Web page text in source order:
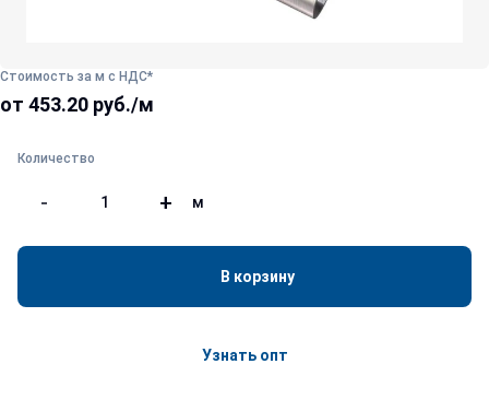
Стоимость за м с НДС*
от 453.20 руб./м
Количество
- + м
В корзину
Узнать опт